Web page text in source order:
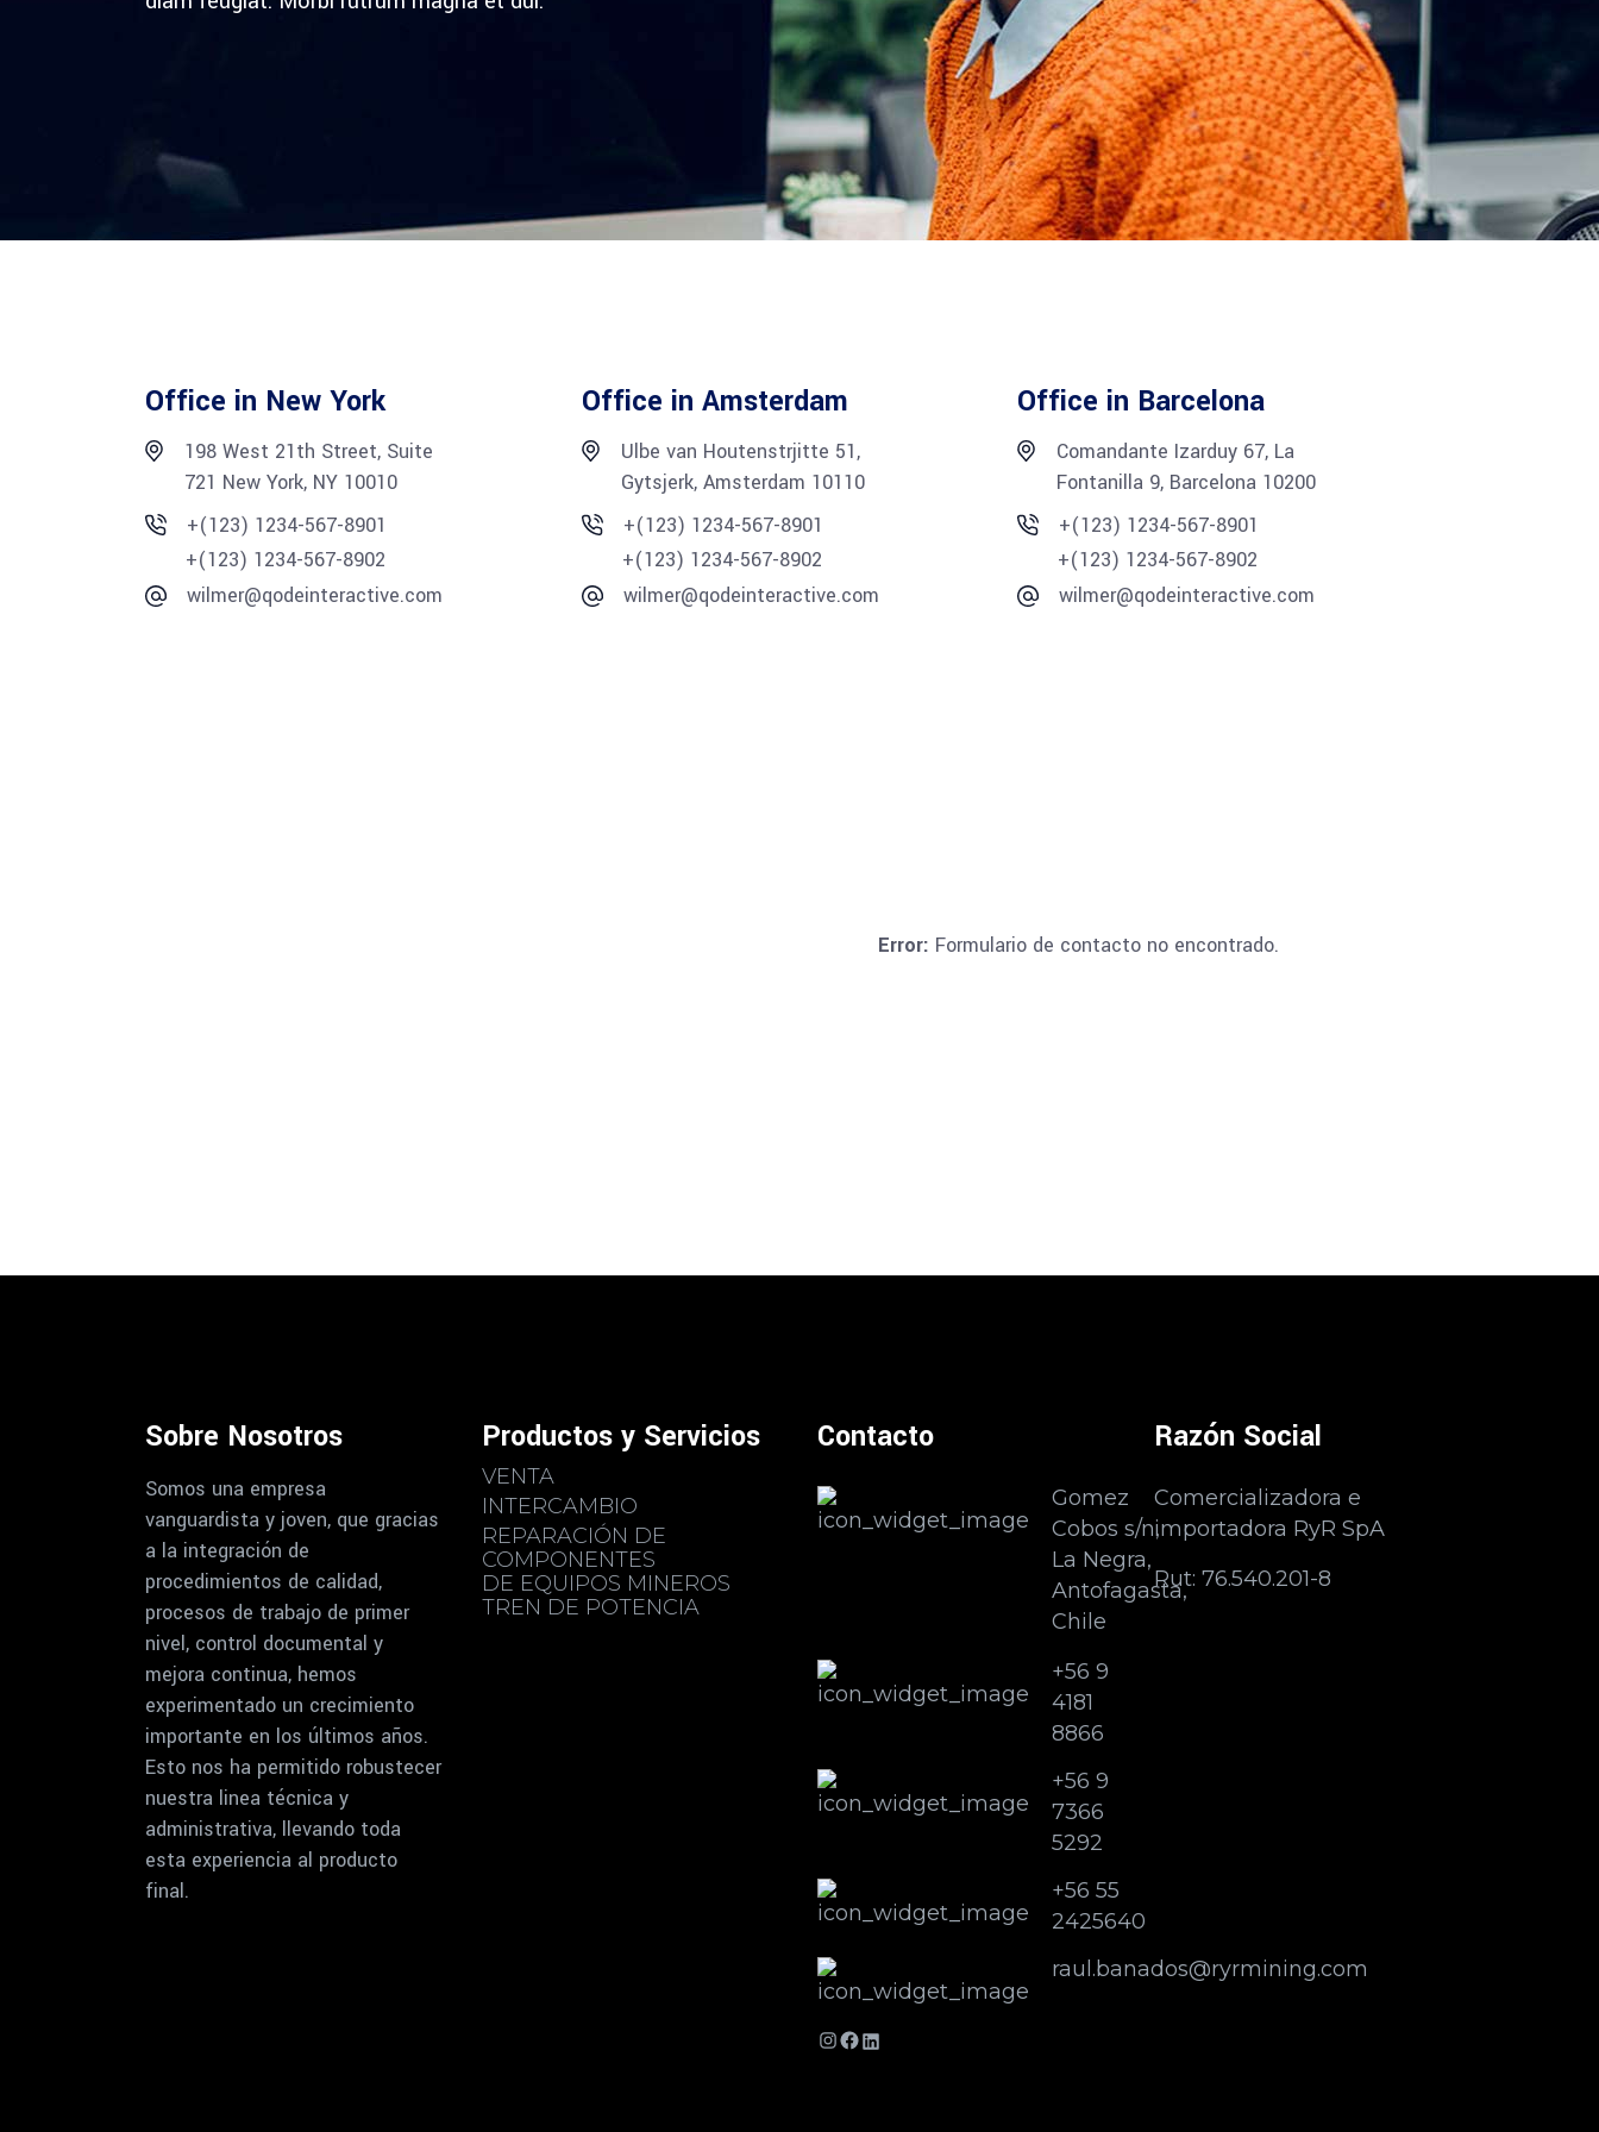
Office in New York
198 West 21th Street, Suite
721 New York, NY 10010
+(123) 1234-567-8901
+(123) 1234-567-8902
wilmer@qodeinteractive.com
Office in Amsterdam
Ulbe van Houtenstrjitte 51,
Gytsjerk, Amsterdam 10110
+(123) 1234-567-8901
+(123) 1234-567-8902
wilmer@qodeinteractive.com
Office in Barcelona
Comandante Izarduy 67, La
Fontanilla 9, Barcelona 10200
+(123) 1234-567-8901
+(123) 1234-567-8902
wilmer@qodeinteractive.com
Error: Formulario de contacto no encontrado.
Sobre Nosotros
Somos una empresa
vanguardista y joven, que gracias
a la integración de
procedimientos de calidad,
procesos de trabajo de primer
nivel, control documental y
mejora continua, hemos
experimentado un crecimiento
importante en los últimos años.
Esto nos ha permitido robustecer
nuestra linea técnica y
administrativa, llevando toda
esta experiencia al producto
final.
Productos y Servicios
VENTA
INTERCAMBIO
REPARACIÓN DE
COMPONENTES
DE EQUIPOS MINEROS
TREN DE POTENCIA
Contacto
Gomez
Cobos s/n,
La Negra,
Antofagasta,
Chile
+56 9
4181
8866
+56 9
7366
5292
+56 55
2425640
raul.banados@ryrmining.com
Razón Social
Comercializadora e
importadora RyR SpA
Rut: 76.540.201-8